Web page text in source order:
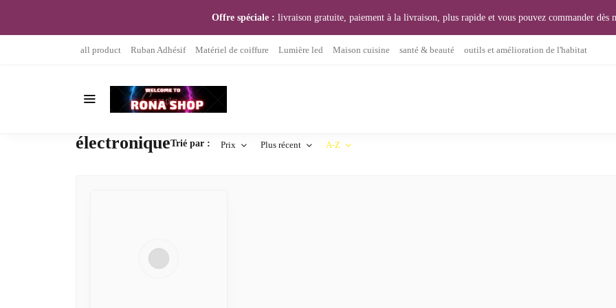
Offre spéciale : livraison gratuite, paiement à la livraison, plus rapide et vous pouvez commander dès
all product Ruban Adhésif Matériel de coiffure Lumière led Maison cuisine santé & beauté outils et amélioration de l'habitat
électroniqueTrié par : Prix Plus récent A-Z